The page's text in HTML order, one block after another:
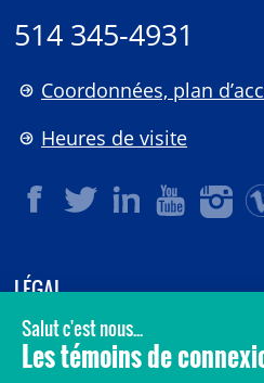
514 345-4931
Coordonnées, plan
Heures de visite
LÉGAL
© 2006-2026CHU Sainte-Justine.
Tous droits réservés.